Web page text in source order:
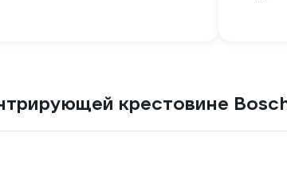
крестовине